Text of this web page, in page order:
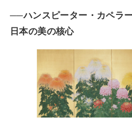
──ハンスピーター・カペラ
日本の美の核心